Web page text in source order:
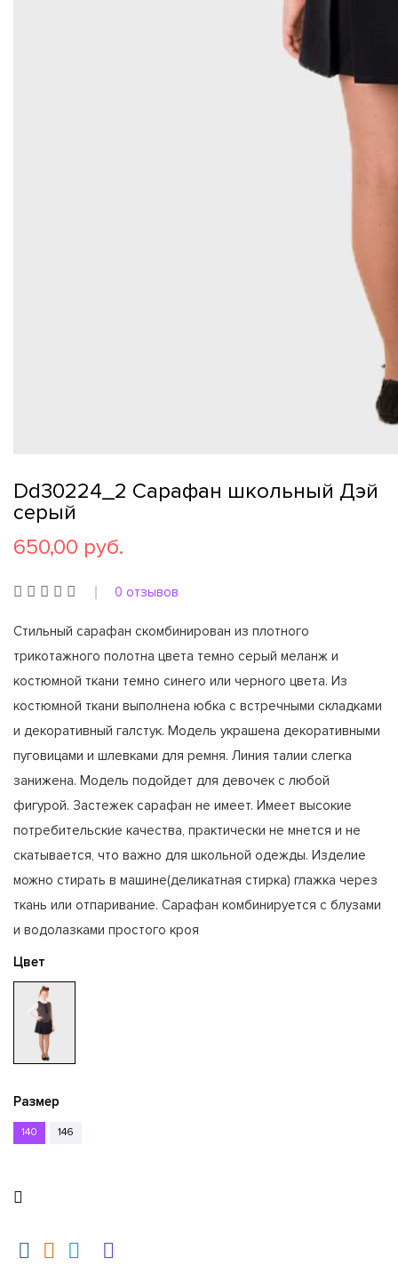
Dd30224_2 Сарафан школьный Дэй
серый
650,00 руб.
0 отзывов
Стильный сарафан скомбинирован из плотного
трикотажного полотна цвета темно серый меланж и
костюмной ткани темно синего или черного цвета. Из
костюмной ткани выполнена юбка с встречными складками
и декоративный галстук. Модель украшена декоративными
пуговицами и шлевками для ремня. Линия талии слегка
занижена. Модель подойдет для девочек с любой
фигурой. Застежек сарафан не имеет. Имеет высокие
потребительские качества, практически не мнется и не
скатывается, что важно для школьной одежды. Изделие
можно стирать в машине(деликатная стирка) глажка через
ткань или отпаривание. Сарафан комбинируется с блузами
и водолазками простого кроя
Цвет
Размер
140 146